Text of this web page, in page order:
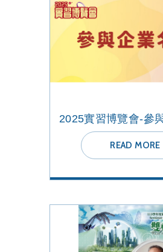
2025實習博覽會-參
READ MORE